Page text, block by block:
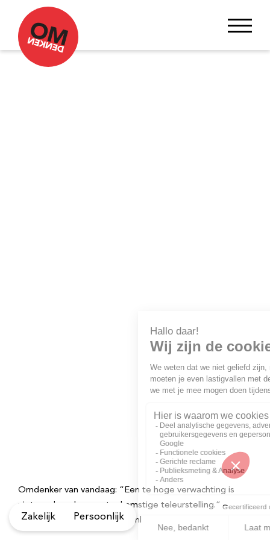
Omdenker van vandaag: “Een te hoge verwachting is
niets anders dan een toekomstige teleurstelling.” –
Meer quotes op Omdenken.nl
Zakelijk Persoonlijk